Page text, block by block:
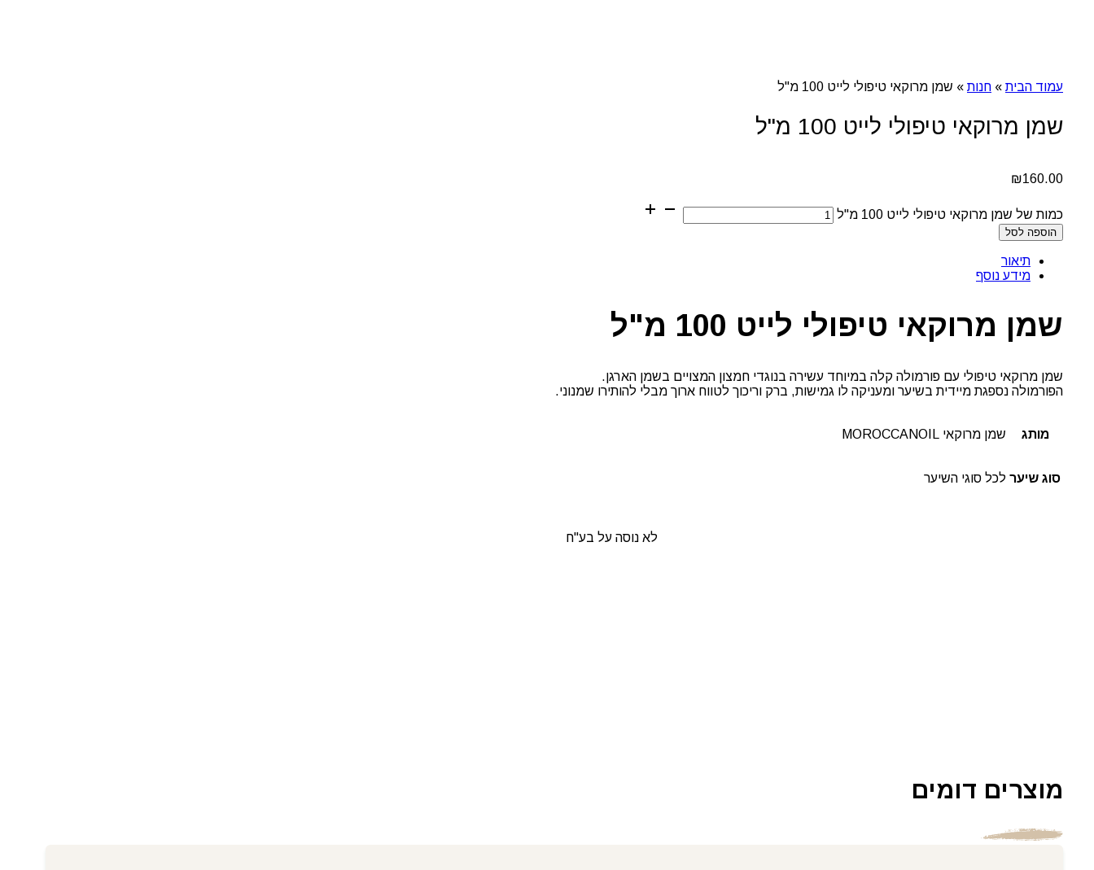
עמוד הבית » חנות » שמן מרוקאי טיפולי לייט 100 מ"ל
שמן מרוקאי טיפולי לייט 100 מ"ל
₪160.00
כמות של שמן מרוקאי טיפולי לייט 100 מ"ל
הוספה לסל
תיאור
מידע נוסף
שמן מרוקאי טיפולי לייט 100 מ"ל
שמן מרוקאי טיפולי עם פורמולה קלה במיוחד עשירה בנוגדי חמצון המצויים בשמן הארגן.
הפורמולה נספגת מיידית בשיער ומעניקה לו גמישות, ברק וריכוך לטווח ארוך מבלי להותירו שמנוני.
מותג שמן מרוקאי MOROCCANOIL
סוג שיער לכל סוגי השיער
לא נוסה על בע"ח
מוצרים דומים